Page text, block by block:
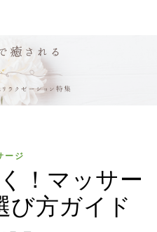
ージ
！マッサー
び方ガイド